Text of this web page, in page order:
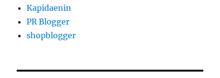
Kapidaenin
PR Blogger
shopblogger